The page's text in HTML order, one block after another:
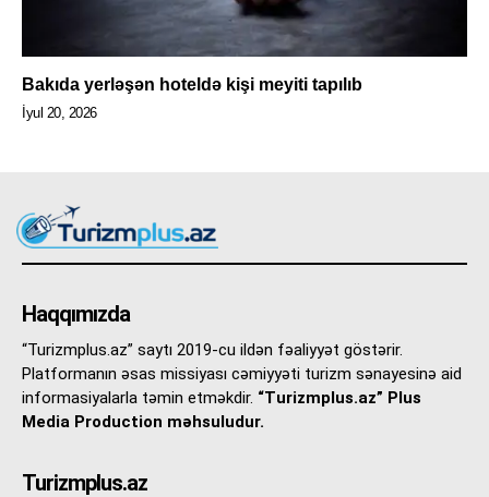
Bakıda yerləşən hoteldə kişi meyiti tapılıb
İyul 20, 2026
Haqqımızda
“Turizmplus.az” saytı 2019-cu ildən fəaliyyət göstərir.
Platformanın əsas missiyası cəmiyyəti turizm sənayesinə aid
informasiyalarla təmin etməkdir. “Turizmplus.az” Plus
Media Production məhsuludur.
Turizmplus.az